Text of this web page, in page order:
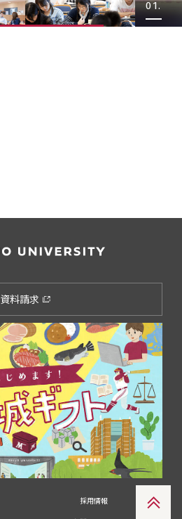
資料請求
採用情報